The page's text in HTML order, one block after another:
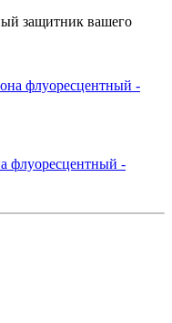
защитник вашего
флуоресцентный -